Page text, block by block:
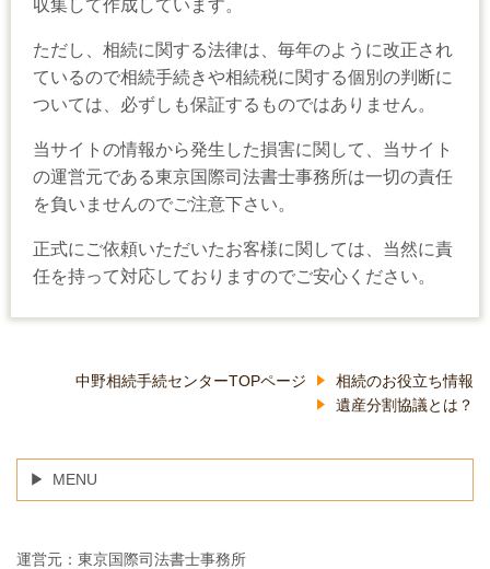
収集して作成しています。
ただし、相続に関する法律は、毎年のように改正され
ているので相続手続きや相続税に関する個別の判断に
ついては、必ずしも保証するものではありません。
当サイトの情報から発生した損害に関して、当サイト
の運営元である東京国際司法書士事務所は一切の責任
を負いませんのでご注意下さい。
正式にご依頼いただいたお客様に関しては、当然に責
任を持って対応しておりますのでご安心ください。
中野相続手続センターTOPページ
相続のお役立ち情報
遺産分割協議とは？
MENU
運営元：東京国際司法書士事務所